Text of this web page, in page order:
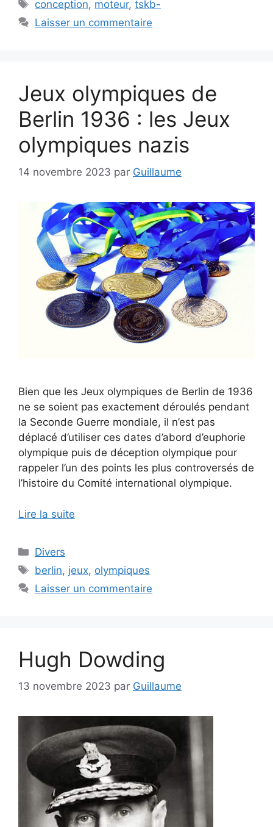
conception, moteur,tskb-
Laisser un commentaire
Jeux olympiques de
Berlin 1936 : les Jeux
olympiques nazis
14 novembre 2023 par Guillaume
Bien que les Jeux olympiques de Berlin de 1936
ne se soient pas exactement déroulés pendant
la Seconde Guerre mondiale, il n’est pas
déplacé d’utiliser ces dates d’abord d’euphorie
olympique puis de déception olympique pour
rappeler l’un des points les plus controversés de
l’histoire du Comité international olympique.
Lire la suite
Catégories
Divers
Étiquettes
berlin, jeux, olympiques
Laisser un commentaire
Hugh Dowding
13 novembre 2023 par Guillaume